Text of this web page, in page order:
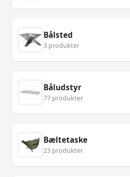
Bålsted
3 produkter
Båludstyr
77 produkter
Bæltetaske
23 produkter